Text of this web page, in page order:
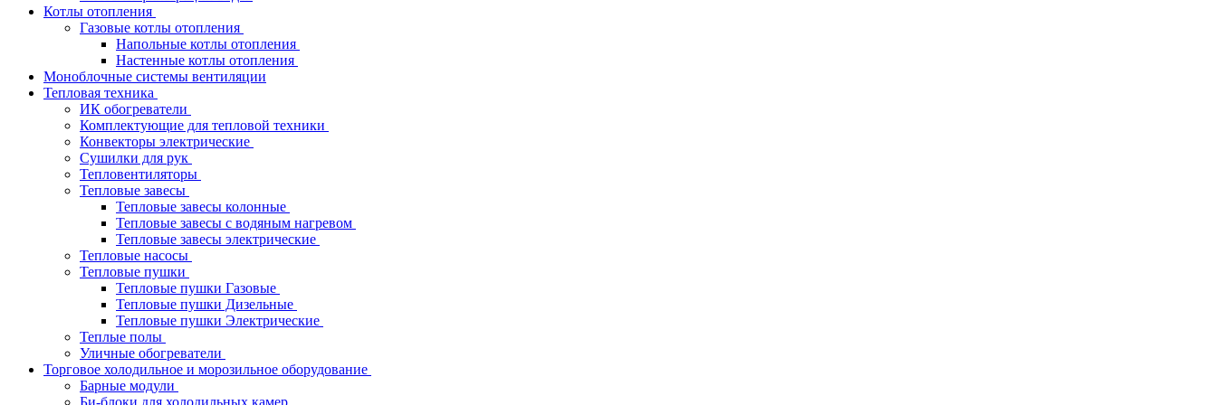
Котлы отопления
Газовые котлы отопления
Напольные котлы отопления
Настенные котлы отопления
Моноблочные системы вентиляции
Тепловая техника
ИК обогреватели
Комплектующие для тепловой техники
Конвекторы электрические
Сушилки для рук
Тепловентиляторы
Тепловые завесы
Тепловые завесы колонные
Тепловые завесы с водяным нагревом
Тепловые завесы электрические
Тепловые насосы
Тепловые пушки
Тепловые пушки Газовые
Тепловые пушки Дизельные
Тепловые пушки Электрические
Теплые полы
Уличные обогреватели
Торговое холодильное и морозильное оборудование
Барные модули
Би-блоки для холодильных камер